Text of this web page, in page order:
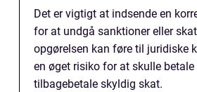
Det er vigtigt at indsende en
for at undgå sanktioner eller
opgørelsen kan føre til juridiske
en øget risiko for at skulle betale
tilbagebetale skyldig skat.